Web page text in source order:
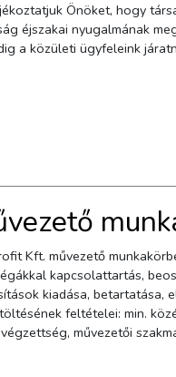
Önöket, hogy
éjszakai nyugalmának
a közületi ügyfeleink
társszerveivel,
kapcsolattartás,
kiadása, betartatása,
feltételei: min.
szakmai tapasztalat